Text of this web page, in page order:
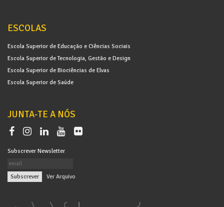
ESCOLAS
Escola Superior de Educação e Ciências Sociais
Escola Superior de Tecnologia, Gestão e Design
Escola Superior de Biociências de Elvas
Escola Superior de Saúde
JUNTA-TE A NÓS
Subscrever Newsletter
Ver Arquivo